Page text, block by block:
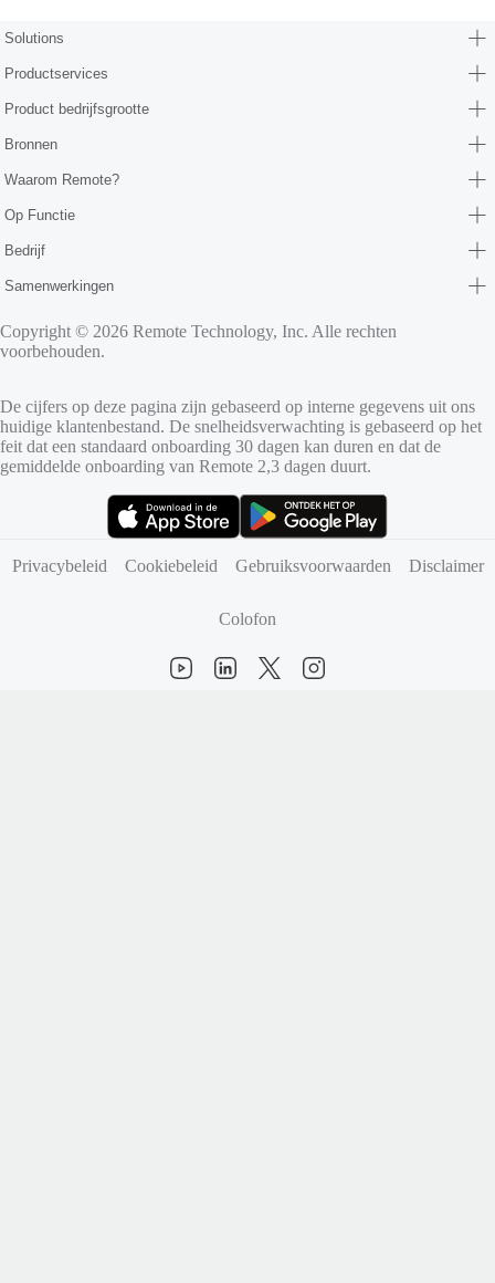
Solutions
Productservices
Product bedrijfsgrootte
Bronnen
Waarom Remote?
Op Functie
Bedrijf
Samenwerkingen
Copyright © 2026 Remote Technology, Inc. Alle rechten
voorbehouden.
De cijfers op deze pagina zijn gebaseerd op interne gegevens uit ons
huidige klantenbestand. De snelheidsverwachting is gebaseerd op het
feit dat een standaard onboarding 30 dagen kan duren en dat de
gemiddelde onboarding van Remote 2,3 dagen duurt.
Privacybeleid
Cookiebeleid Gebruiksvoorwaarden Disclaimer
Colofon